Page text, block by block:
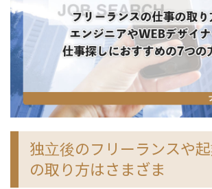
独立後のフリーランスや
の取り方はさまざま